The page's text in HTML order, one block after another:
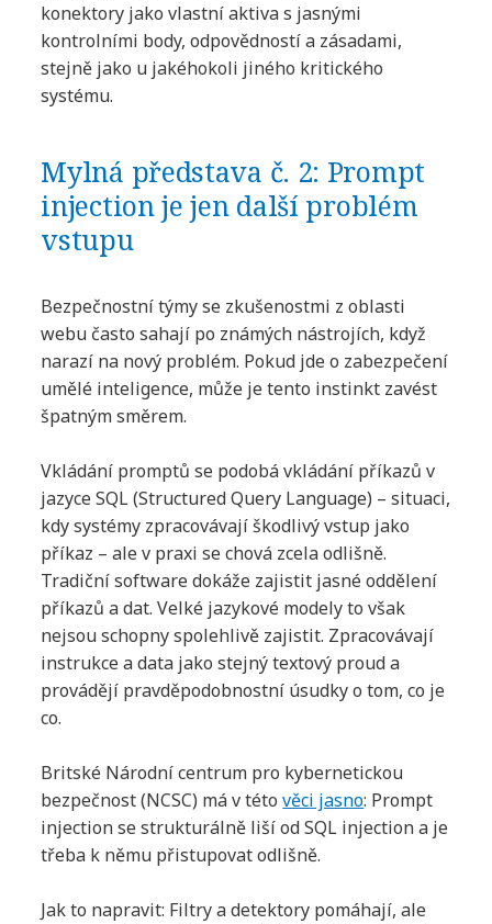
konektory jako vlastní aktiva s jasnými
kontrolními body, odpovědností a zásadami,
stejně jako u jakéhokoli jiného kritického
systému.
Mylná představa č. 2: Prompt
injection je jen další problém
vstupu
Bezpečnostní týmy se zkušenostmi z oblasti
webu často sahají po známých nástrojích, když
narazí na nový problém. Pokud jde o zabezpečení
umělé inteligence, může je tento instinkt zavést
špatným směrem.
Vkládání promptů se podobá vkládání příkazů v
jazyce SQL (Structured Query Language) – situaci,
kdy systémy zpracovávají škodlivý vstup jako
příkaz – ale v praxi se chová zcela odlišně.
Tradiční software dokáže zajistit jasné oddělení
příkazů a dat. Velké jazykové modely to však
nejsou schopny spolehlivě zajistit. Zpracovávají
instrukce a data jako stejný textový proud a
provádějí pravděpodobnostní úsudky o tom, co je
co.
Britské Národní centrum pro kybernetickou
bezpečnost (NCSC) má v tétověci jasno: Prompt
injection se strukturálně liší od SQL injection a je
třeba k němu přistupovat odlišně.
Jak to napravit: Filtry a detektory pomáhají, ale